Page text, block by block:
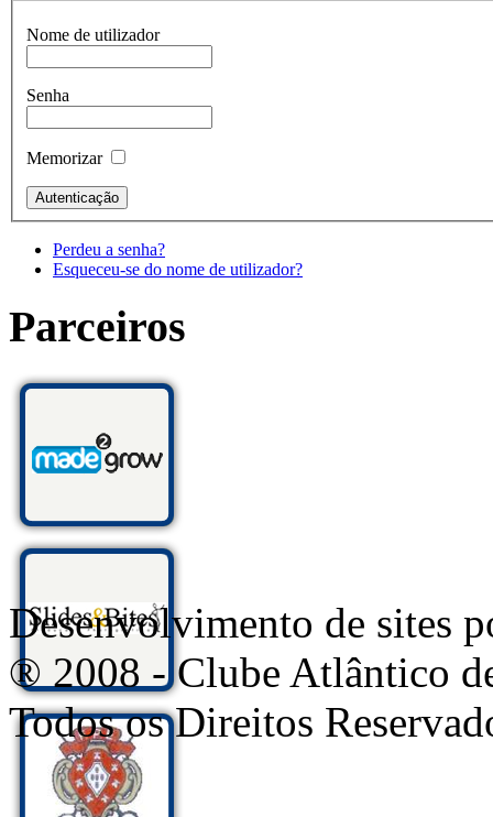
Nome de utilizador
Senha
Memorizar
Perdeu a senha?
Esqueceu-se do nome de utilizador?
Parceiros
Desenvolvimento de sites
® 2008 - Clube Atlântico
Todos os Direitos